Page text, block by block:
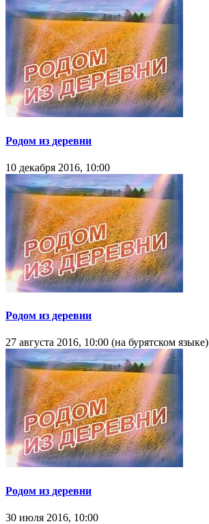
Родом из деревни
10 декабря 2016, 10:00
Родом из деревни
27 августа 2016, 10:00 (на бурятском языке)
Родом из деревни
30 июля 2016, 10:00